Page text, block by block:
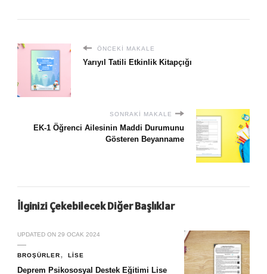
ÖNCEKI MAKALE
Yarıyıl Tatili Etkinlik Kitapçığı
SONRAKI MAKALE
EK-1 Öğrenci Ailesinin Maddi Durumunu
Gösteren Beyanname
İlginizi Çekebilecek Diğer Başlıklar
UPDATED ON 29 OCAK 2024
BROŞÜRLER LISE
Deprem Psikososyal Destek Eğitimi Lise